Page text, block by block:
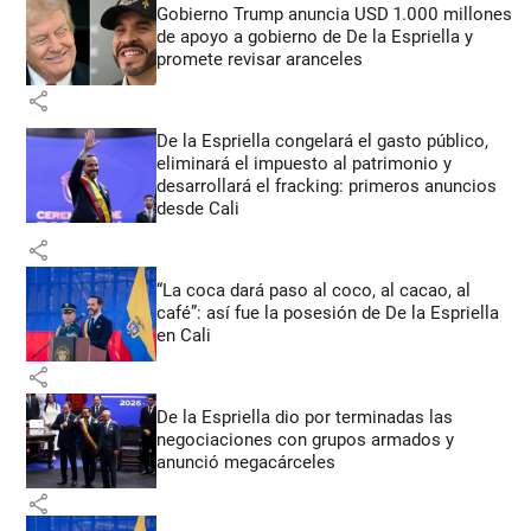
Gobierno Trump anuncia USD 1.000 millones
de apoyo a gobierno de De la Espriella y
promete revisar aranceles
share
De la Espriella congelará el gasto público,
eliminará el impuesto al patrimonio y
desarrollará el fracking: primeros anuncios
desde Cali
share
“La coca dará paso al coco, al cacao, al
café”: así fue la posesión de De la Espriella
en Cali
share
De la Espriella dio por terminadas las
negociaciones con grupos armados y
anunció megacárceles
share